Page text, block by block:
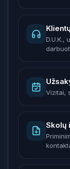
D.U.K.,
Vizitai,
Skolų